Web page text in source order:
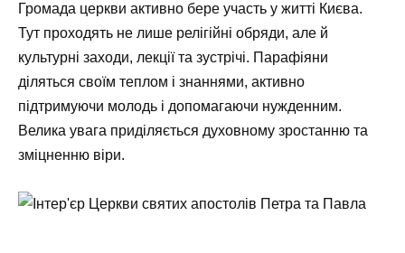
Громада церкви активно бере участь у житті Києва.
Тут проходять не лише релігійні обряди, але й
культурні заходи, лекції та зустрічі. Парафіяни
діляться своїм теплом і знаннями, активно
підтримуючи молодь і допомагаючи нужденним.
Велика увага приділяється духовному зростанню та
зміцненню віри.